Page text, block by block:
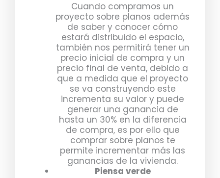
Cuando compramos un
proyecto sobre planos además
de saber y conocer cómo
estará distribuido el espacio,
también nos permitirá tener un
precio inicial de compra y un
precio final de venta, debido a
que a medida que el proyecto
se va construyendo este
incrementa su valor y puede
generar una ganancia de
hasta un 30% en la diferencia
de compra, es por ello que
comprar sobre planos te
permite incrementar más las
ganancias de la vivienda.
Piensa verde